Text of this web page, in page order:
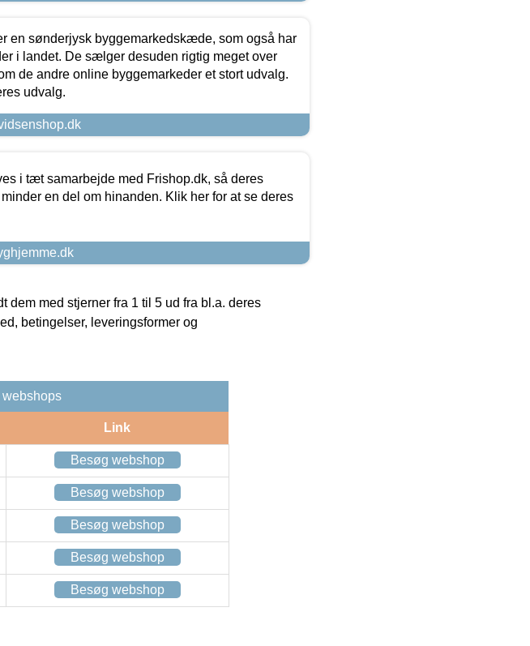
en sønderjysk byggemarkedskæde, som også har
i landet. De sælger desuden rigtig meget over
de andre online byggemarkeder et stort udvalg.
udvalg.
i tæt samarbejde med Frishop.dk, så deres
en del om hinanden. Klik her for at se deres
med stjerner fra 1 til 5 ud fra bl.a. deres
betingelser, leveringsformer og
webshops
Link
Besøg webshop
Besøg webshop
Besøg webshop
Besøg webshop
Besøg webshop